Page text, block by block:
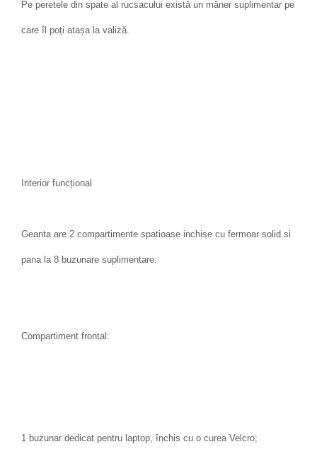
Pe peretele din spate al rucsacului există un mâner suplimentar pe
care îl poți atașa la valiză.
Interior funcțional
Geanta are 2 compartimente spatioase inchise cu fermoar solid si
pana la 8 buzunare suplimentare.
Compartiment frontal:
1 buzunar dedicat pentru laptop, închis cu o curea Velcro;